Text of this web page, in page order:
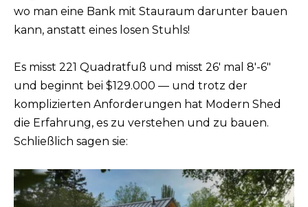
wo man eine Bank mit Stauraum darunter bauen
kann, anstatt eines losen Stuhls!
Es misst 221 Quadratfuß und misst 26′ mal 8′-6″
und beginnt bei $129.000 — und trotz der
komplizierten Anforderungen hat Modern Shed
die Erfahrung, es zu verstehen und zu bauen.
Schließlich sagen sie: